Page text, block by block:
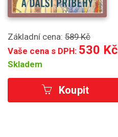
Základní cena: 589 Kč
Vaše cena s DPH: 530 Kč
Skladem
Koupit